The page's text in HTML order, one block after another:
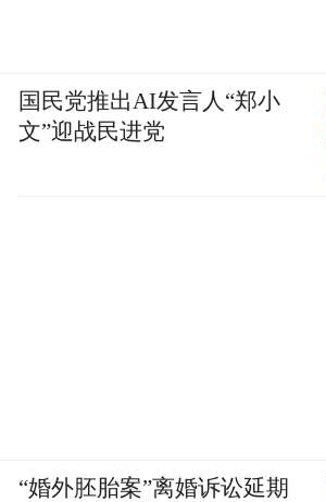
国民党推出AI发言人“郑小
文”迎战民进党
“婚外胚胎案”离婚诉讼延期